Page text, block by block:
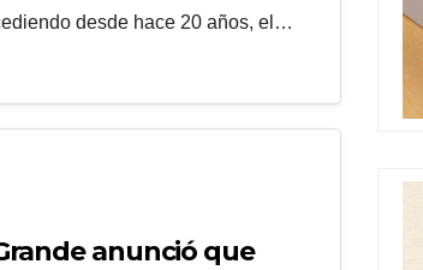
desde hace 20 años, el…
anunció que